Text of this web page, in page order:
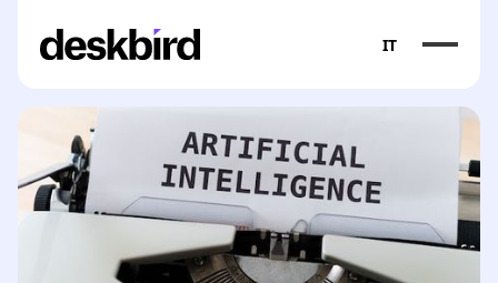
IT
<table><thead><tr><th>Category</th><th>What it